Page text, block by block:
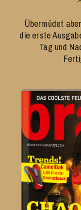
Übermüdet
die erste
Tag und